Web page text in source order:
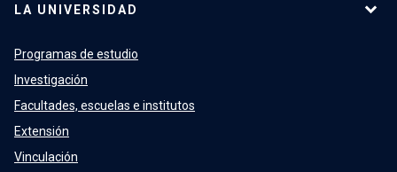
LA UNIVERSIDAD
Programas de estudio
Investigación
Facultades, escuelas e institutos
Extensión
Vinculación